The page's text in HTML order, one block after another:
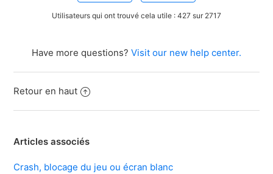
Utilisateurs qui ont trouvé cela utile : 427 sur 2717
Have more questions? Visit our new help center.
Retour en haut
Articles associés
Crash, blocage du jeu ou écran blanc